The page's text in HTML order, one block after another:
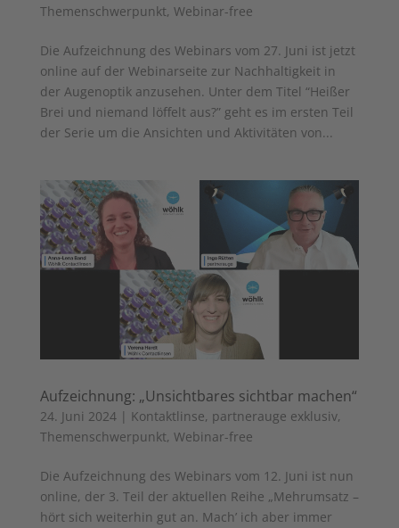
Themenschwerpunkt, Webinar-free
Die Aufzeichnung des Webinars vom 27. Juni ist jetzt
online auf der Webinarseite zur Nachhaltigkeit in
der Augenoptik anzusehen. Unter dem Titel “Heißer
Brei und niemand löffelt aus?” geht es im ersten Teil
der Serie um die Ansichten und Aktivitäten von...
Aufzeichnung: „Unsichtbares sichtbar machen“
24. Juni 2024| Kontaktlinse, partnerauge exklusiv,
Themenschwerpunkt, Webinar-free
Die Aufzeichnung des Webinars vom 12. Juni ist nun
online, der 3. Teil der aktuellen Reihe „Mehrumsatz –
hört sich weiterhin gut an. Mach’ ich aber immer